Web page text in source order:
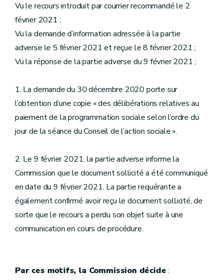
Vu le recours introduit par courrier recommandé le 2
février 2021 ;
Vu la demande d’information adressée à la partie
adverse le 5 février 2021 et reçue le 8 février 2021 ;
Vu la réponse de la partie adverse du 9 février 2021 ;
1. La demande du 30 décembre 2020 porte sur
l’obtention d’une copie « des délibérations relatives au
paiement de la programmation sociale selon l’ordre du
jour de la séance du Conseil de l’action sociale ».
2. Le 9 février 2021, la partie adverse informe la
Commission que le document sollicité a été communiqué
en date du 9 février 2021. La partie requérante a
également confirmé avoir reçu le document sollicité, de
sorte que le recours a perdu son objet suite à une
communication en cours de procédure.
Par ces motifs, la Commission décide: